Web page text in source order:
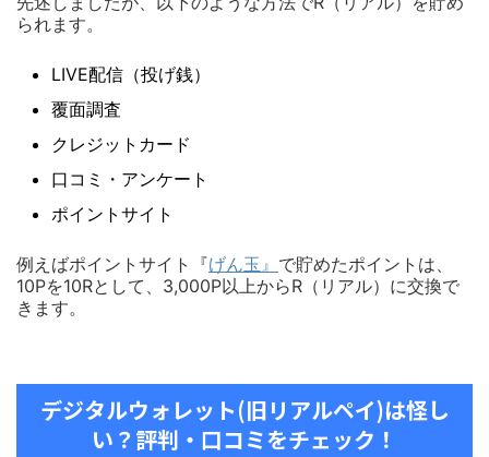
られます。
LIVE配信（投げ銭）
覆面調査
クレジットカード
口コミ・アンケート
ポイントサイト
例えばポイントサイト『げん玉』 で貯めたポイントは、
10Pを10Rとして、3,000P以上からR（リアル）に交換で
きます。
デジタルウォレット(旧リアルペイ)は怪し
い？評判・口コミをチェック！